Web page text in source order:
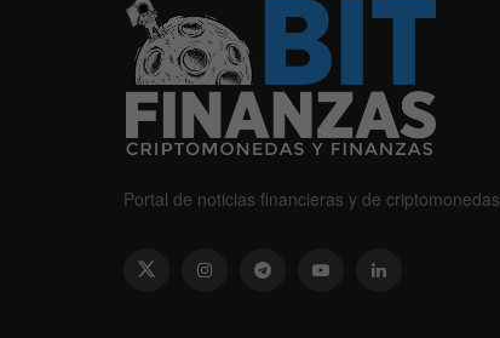
Portal de noticias financieras y de criptomonedas.